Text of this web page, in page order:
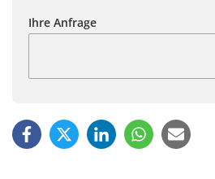
Ihre Anfrage